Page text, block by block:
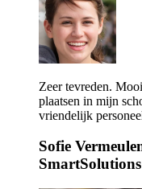
Zeer tevreden.
plaatsen in mijn
vriendelijk
Sofie
SmartSolutions